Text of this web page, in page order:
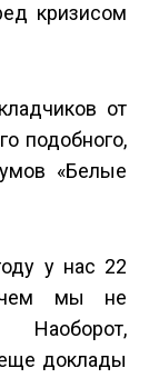
кризисом
от
подобного,
«Белые
у нас 22
мы не
доклады